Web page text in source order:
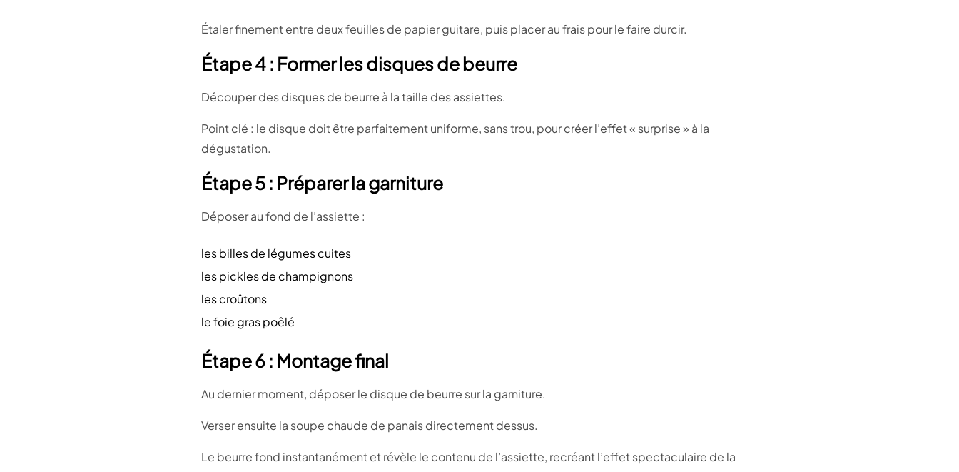
Étaler finement entre deux feuilles de papier guitare, puis placer au frais pour le faire durcir.
Étape 4 : Former les disques de beurre
Découper des disques de beurre à la taille des assiettes.
Point clé : le disque doit être parfaitement uniforme, sans trou, pour créer l’effet « surprise » à la
dégustation.
Étape 5 : Préparer la garniture
Déposer au fond de l’assiette :
les billes de légumes cuites
les pickles de champignons
les croûtons
le foie gras poêlé
Étape 6 : Montage final
Au dernier moment, déposer le disque de beurre sur la garniture.
Verser ensuite la soupe chaude de panais directement dessus.
Le beurre fond instantanément et révèle le contenu de l’assiette, recréant l’effet spectaculaire de la